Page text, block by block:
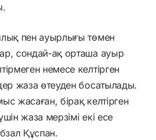
пен ауырлығы төмен
сондай-ақ орташа ауыр
немесе келтірген
жаза өтеуден босатылады.
жасаған, бірақ келтірген
жаза мерзімі екі есе
Құспан.